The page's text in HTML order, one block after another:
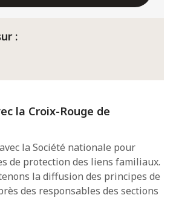
:
la Croix-Rouge de
la Société nationale pour
de protection des liens familiaux.
la diffusion des principes de
des responsables des sections